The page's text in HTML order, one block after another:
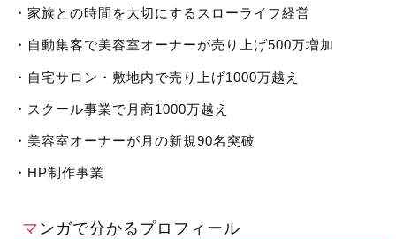
・家族との時間を大切にするスローライフ経営
・自動集客で美容室オーナーが売り上げ500万増加
・自宅サロン・敷地内で売り上げ1000万越え
・スクール事業で月商1000万越え
・美容室オーナーが月の新規90名突破
・HP制作事業
マンガで分かるプロフィール